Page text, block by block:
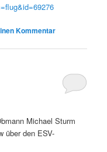
Kommentar
Michael Sturm
über den ESV-